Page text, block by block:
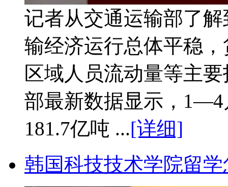
记者从交通运输部了
输经济运行总体平稳
区域人员流动量等主
部最新数据显示，
181.7亿吨 ...[详细]
韩国科技技术学院留